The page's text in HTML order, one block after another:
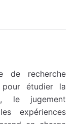
de recherche
étudier la
le jugement
expériences